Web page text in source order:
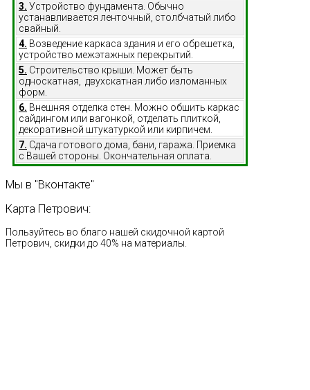
3. Устройство фундамента. Обычно
устанавливается ленточный, столбчатый либо
свайный.
4. Возведение каркаса здания и его обрешетка,
устройство межэтажных перекрытий.
5. Строительство крыши. Может быть
односкатная, двухскатная либо изломанных
форм.
6. Внешняя отделка стен. Можно обшить каркас
сайдингом или вагонкой, отделать плиткой,
декоративной штукатуркой или кирпичем.
7. Сдача готового дома, бани, гаража. Приемка
с Вашей стороны. Окончательная оплата.
Мы в "Вконтакте"
Карта Петрович:
Пользуйтесь во благо нашей скидочной картой
Петрович, скидки до 40% на материалы.